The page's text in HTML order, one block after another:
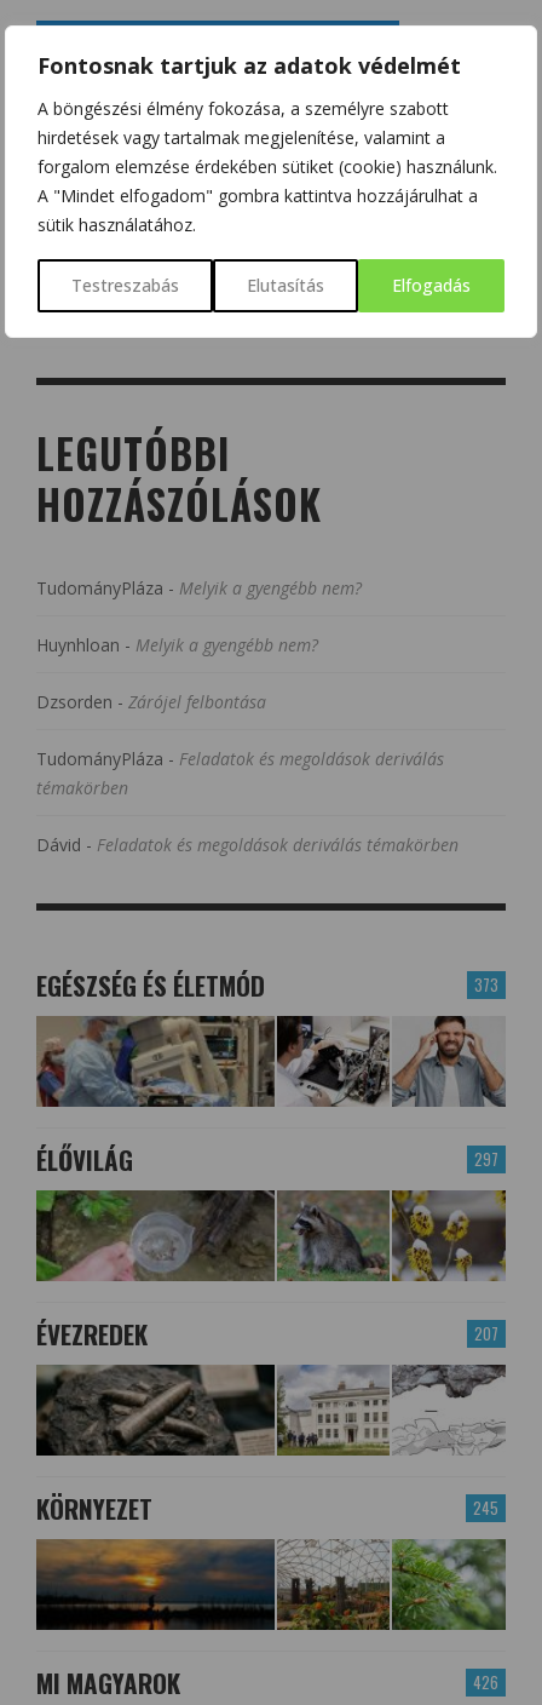
Fontosnak tartjuk az adatok védelmét
A böngészési élmény fokozása, a személyre szabott
hirdetések vagy tartalmak megjelenítése, valamint a
forgalom elemzése érdekében sütiket (cookie) használunk.
A "Mindet elfogadom" gombra kattintva hozzájárulhat a
sütik használatához.
Testreszabás Elutasítás Elfogadás
LEGUTÓBBI
HOZZÁSZÓLÁSOK
TudományPláza - Melyik a gyengébb nem?
Huynhloan - Melyik a gyengébb nem?
Dzsorden - Zárójel felbontása
TudományPláza - Feladatok és megoldások deriválás
témakörben
Dávid - Feladatok és megoldások deriválás témakörben
373
EGÉSZSÉG ÉS ÉLETMÓD
297
ÉLŐVILÁG
207
ÉVEZREDEK
245
KÖRNYEZET
426
MI MAGYAROK